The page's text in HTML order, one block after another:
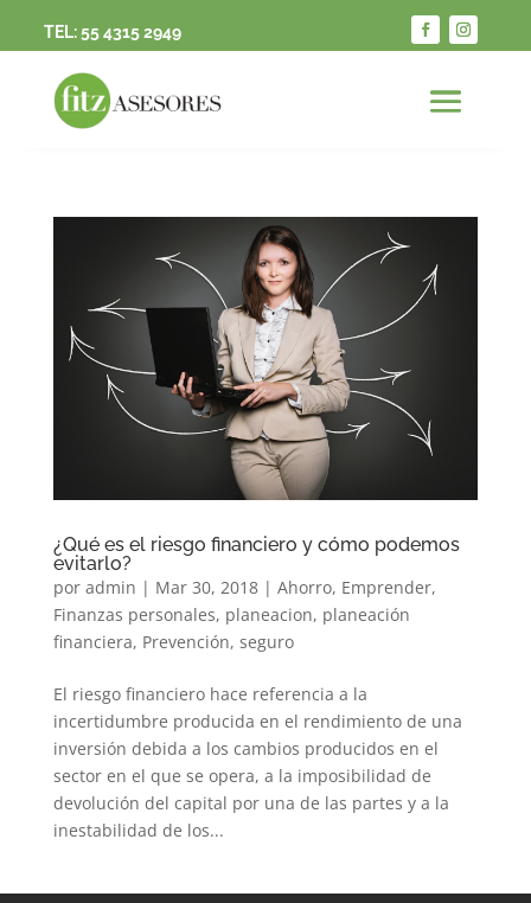
TEL:55 4315 2949
¿Qué es el riesgo financiero y cómo podemos
evitarlo?
por admin | Mar 30, 2018| Ahorro, Emprender,
Finanzas personales, planeacion, planeación
financiera, Prevención, seguro
El riesgo financiero hace referencia a la
incertidumbre producida en el rendimiento de una
inversión debida a los cambios producidos en el
sector en el que se opera, a la imposibilidad de
devolución del capital por una de las partes y a la
inestabilidad de los...